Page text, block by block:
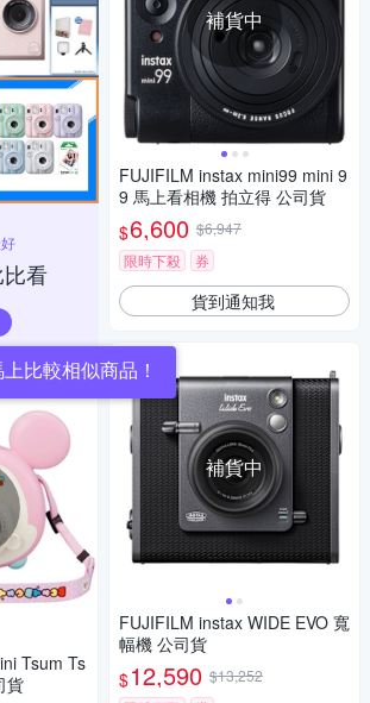
看
比較相似商品！
Tsum Ts
貨
補貨中
FUJIFILM instax mini99 mini 9
9 馬上看相機 拍立得 公司貨
$6,600 $6,947
限時下殺
券
貨到通知我
補貨中
FUJIFILM instax WIDE EVO 寬
幅機 公司貨
$12,590 $13,252